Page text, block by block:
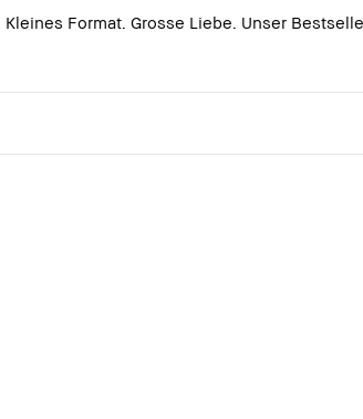
Kleines Format. Grosse Liebe. Unser